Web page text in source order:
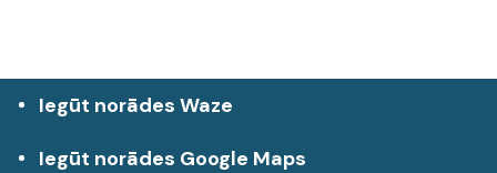
Iegūt norādes Waze
Iegūt norādes Google Maps